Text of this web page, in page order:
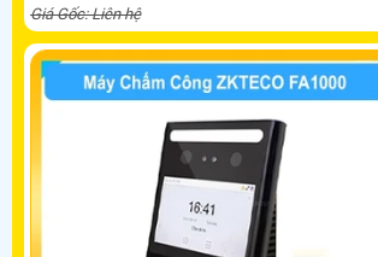
Giá Gốc: Liên hệ